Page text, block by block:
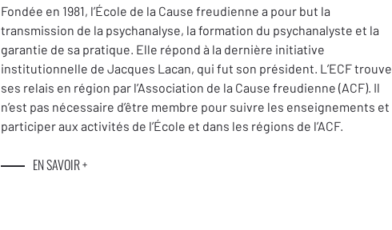
Fondée en 1981, l’École de la Cause freudienne a pour but la
transmission de la psychanalyse, la formation du psychanalyste et la
garantie de sa pratique. Elle répond à la dernière initiative
institutionnelle de Jacques Lacan, qui fut son président. L’ECF trouve
ses relais en région par l’Association de la Cause freudienne (ACF). Il
n’est pas nécessaire d’être membre pour suivre les enseignements et
participer aux activités de l’École et dans les régions de l’ACF.
EN SAVOIR +